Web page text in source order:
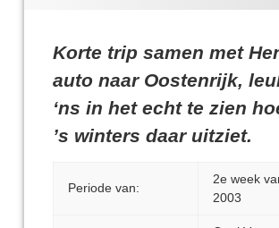
Korte trip samen met
auto naar Oostenrijk,
‘ns in het echt te zien
’s winters daar uitziet.
Periode van:
2e week
2003